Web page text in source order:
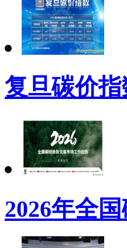
复旦碳价
2026年全